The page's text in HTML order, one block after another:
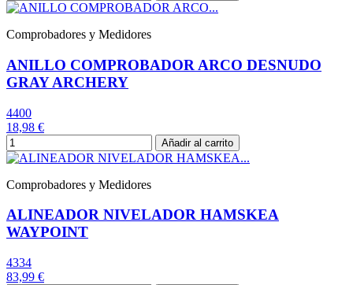
Comprobadores y Medidores
ANILLO COMPROBADOR ARCO DESNUDO
GRAY ARCHERY
4400
18,98 €
Añadir al carrito
Comprobadores y Medidores
ALINEADOR NIVELADOR HAMSKEA
WAYPOINT
4334
83,99 €